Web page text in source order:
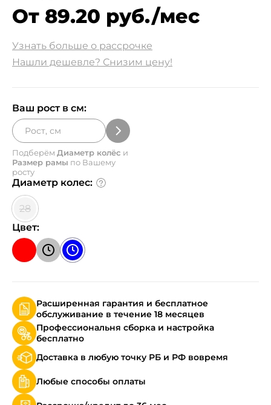
От 89.20 руб./мес
Узнать больше о рассрочке
Нашли дешевле? Снизим цену!
Ваш рост в см:
Подберём Диаметр колёс и
Размер рамы по Вашему
росту
Диаметр колес:
28
Цвет:
Расширенная гарантия и бесплатное
обслуживание в течение 18 месяцев
Профессиональня сборка и настройка
бесплатно
Доставка в любую точку РБ и РФ вовремя
Любые способы оплаты